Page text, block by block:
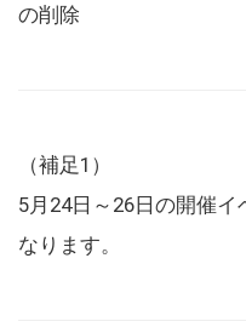
の削除
（補足1）
5月24日～26日の開催
なります。